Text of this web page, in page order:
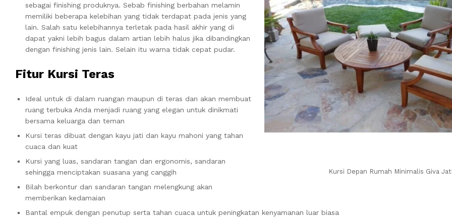
Kursi Depan Rumah Minimalis Giva
sebagai finishing produknya. Sebab finishing berbahan melamin
memiliki beberapa kelebihan yang tidak terdapat pada jenis yang
lain. Salah satu kelebihannya terletak pada hasil akhir yang di
dapat yakni lebih bagus dalam artian lebih halus jika dibandingkan
dengan finishing jenis lain. Selain itu warna tidak cepat pudar.
Fitur Kursi Teras
Ideal untuk di dalam ruangan maupun di teras dan akan membuat
ruang terbuka Anda menjadi ruang yang elegan untuk dinikmati
bersama keluarga dan teman
Kursi teras dibuat dengan kayu jati dan kayu mahoni yang tahan
cuaca dan kuat
Kursi yang luas, sandaran tangan dan ergonomis, sandaran
sehingga menciptakan suasana yang canggih
Bilah berkontur dan sandaran tangan melengkung akan
memberikan kedamaian
Bantal empuk dengan penutup serta tahan cuaca untuk peningkatan kenyamanan luar biasa